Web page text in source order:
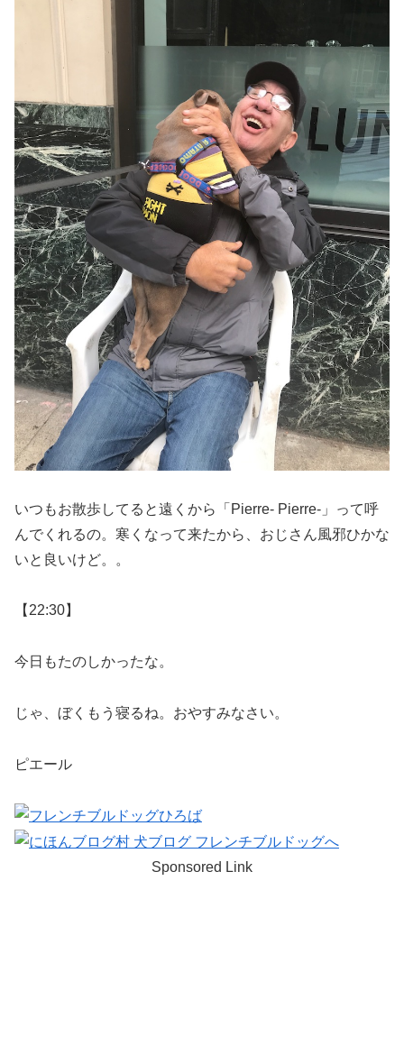
いつもお散歩してると遠くから「Pierre- Pierre-」って呼
んでくれるの。寒くなって来たから、おじさん風邪ひかな
いと良いけど。。
【22:30】
今日もたのしかったな。
じゃ、ぼくもう寝るね。おやすみなさい。
ピエール
Sponsored Link